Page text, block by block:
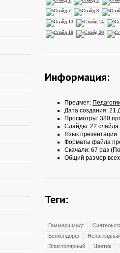
Информация:
Предмет:
Дата создания: 21
Просмотры: 380
Слайды: 22 слайда
Язык презентации:
Форматы файла
Скачали: 67 раз
Общий размер
Теги:
Гаммершмидт
Бенкендорф
Эпистолярный
Цветик